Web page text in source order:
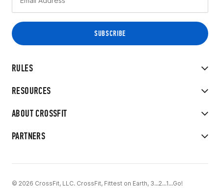
RULES
RESOURCES
ABOUT CROSSFIT
PARTNERS
© 2026 CrossFit, LLC. CrossFit, Fittest on Earth, 3...2...1...Go!